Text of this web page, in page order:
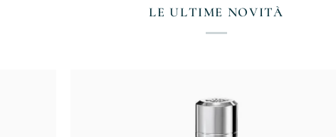
LE ULTIME NOVITÀ